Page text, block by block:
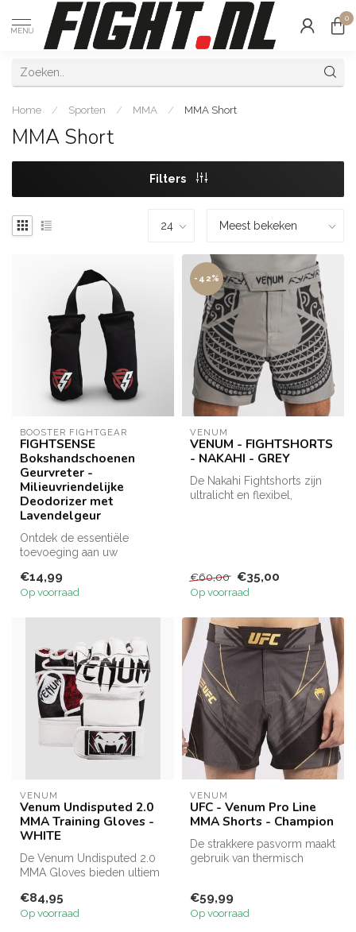
MENU
0
Home / Sporten / MMA / MMA Short
MMA Short
Filters
BOOSTER FIGHTGEAR
FIGHTSENSE
Bokshandschoenen
Geurvreter -
Milieuvriendelijke
Deodorizer met
Lavendelgeur
Ontdek de essentiële
toevoeging aan uw
FIGHTSENSE Gl...
€14,99
Op voorraad
-42%
VENUM
VENUM - FIGHTSHORTS
- NAKAHI - GREY
De Nakahi Fightshorts zijn
ultralicht en flexibel,
€60,00 €35,00
Op voorraad
VENUM
Venum Undisputed 2.0
MMA Training Gloves -
WHITE
De Venum Undisputed 2.0
MMA Gloves bieden ultiem
besche...
€84,95
Op voorraad
VENUM
UFC - Venum Pro Line
MMA Shorts - Champion
De strakkere pasvorm maakt
gebruik van thermisch
€59,99
Op voorraad